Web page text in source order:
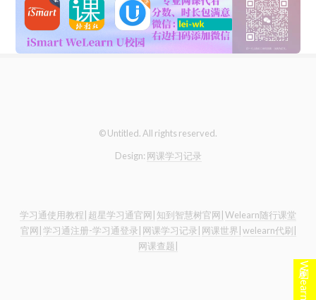
© Untitled. All rights reserved.
Design: 网课学习记录
学习通使用教程| 超星学习通官网| 知到智慧树官网| Welearn随行课堂
官网| 学习通注册-学习通登录| 网课学习记录| 网课世界| welearn代刷|
网课查题|
刷Welearn点这里